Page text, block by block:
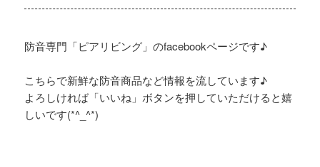
防音専門「ピアリビング」のfacebookページです♪
こちらで新鮮な防音商品など情報を流しています♪
よろしければ「いいね」ボタンを押していただけると嬉
しいです(*^_^*)